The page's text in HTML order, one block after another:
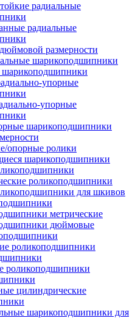
радиальные
радиальные
размерности
шарикоподшипники
шарикоподшипники
упорные
упорные
шарикоподшипники
опорные ролики
шарикоподшипники
роликоподшипники
для шкивов
метрические
дюймовые
роликоподшипники
роликоподшипники
цилиндрические
шарикоподшипники для